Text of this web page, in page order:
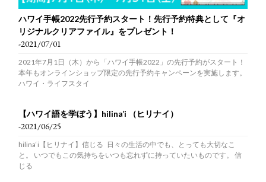
ハワイ手帳2022先行予約スタート！先行予約特典として『オ
リジナルクリアファイル』をプレゼント！
-2021/07/01
2021年7月1日（木）から「ハワイ手帳2022」の先行予約がスタート！
本年もオンラインショップ限定の先行予約キャンペーンを実施します。
ハワイ・ライフスタイ
【ハワイ語を学ぼう】hilina’i （ヒリナイ）
-2021/06/25
hilina‘i【ヒリナイ】信じる 日々の生活の中でも、とっても大切なこ
と。 いつでもこの気持ちをいつも忘れずに持っていたいものです。 信
じる